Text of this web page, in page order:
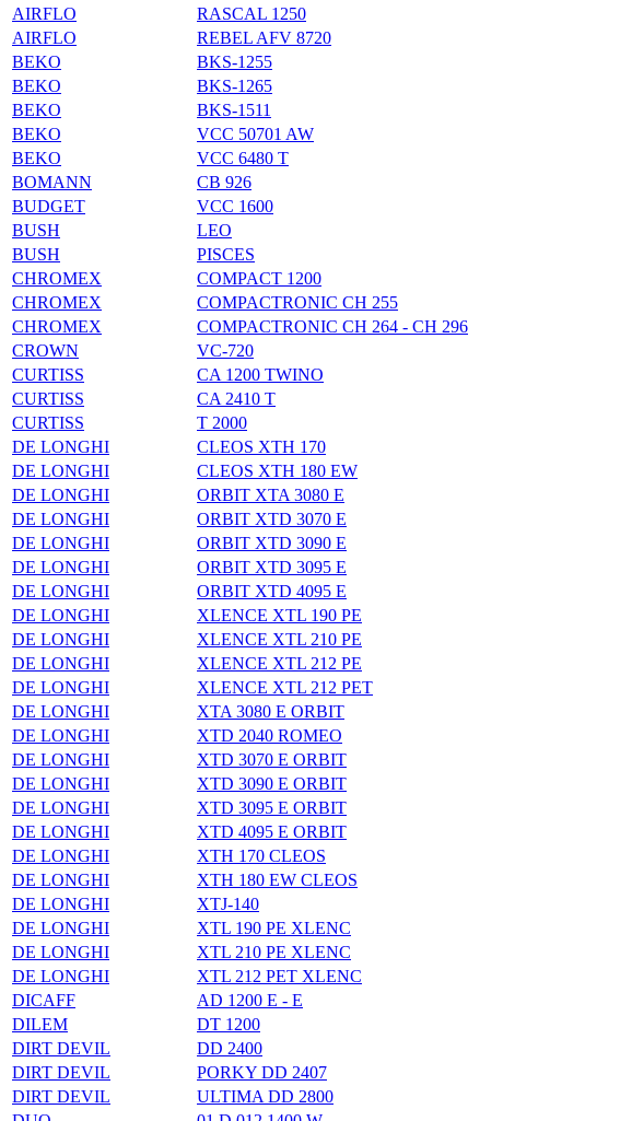
AIRFLO
RASCAL 1250
AIRFLO
REBEL AFV 8720
BEKO
BKS-1255
BEKO
BKS-1265
BEKO
BKS-1511
BEKO
VCC 50701 AW
BEKO
VCC 6480 T
BOMANN
CB 926
BUDGET
VCC 1600
BUSH
LEO
BUSH
PISCES
CHROMEX
COMPACT 1200
CHROMEX
COMPACTRONIC CH 255
CHROMEX
COMPACTRONIC CH 264 - CH 296
CROWN
VC-720
CURTISS
CA 1200 TWINO
CURTISS
CA 2410 T
CURTISS
T 2000
DE LONGHI
CLEOS XTH 170
DE LONGHI
CLEOS XTH 180 EW
DE LONGHI
ORBIT XTA 3080 E
DE LONGHI
ORBIT XTD 3070 E
DE LONGHI
ORBIT XTD 3090 E
DE LONGHI
ORBIT XTD 3095 E
DE LONGHI
ORBIT XTD 4095 E
DE LONGHI
XLENCE XTL 190 PE
DE LONGHI
XLENCE XTL 210 PE
DE LONGHI
XLENCE XTL 212 PE
DE LONGHI
XLENCE XTL 212 PET
DE LONGHI
XTA 3080 E ORBIT
DE LONGHI
XTD 2040 ROMEO
DE LONGHI
XTD 3070 E ORBIT
DE LONGHI
XTD 3090 E ORBIT
DE LONGHI
XTD 3095 E ORBIT
DE LONGHI
XTD 4095 E ORBIT
DE LONGHI
XTH 170 CLEOS
DE LONGHI
XTH 180 EW CLEOS
DE LONGHI
XTJ-140
DE LONGHI
XTL 190 PE XLENC
DE LONGHI
XTL 210 PE XLENC
DE LONGHI
XTL 212 PET XLENC
DICAFF
AD 1200 E - E
DILEM
DT 1200
DIRT DEVIL
DD 2400
DIRT DEVIL
PORKY DD 2407
DIRT DEVIL
ULTIMA DD 2800